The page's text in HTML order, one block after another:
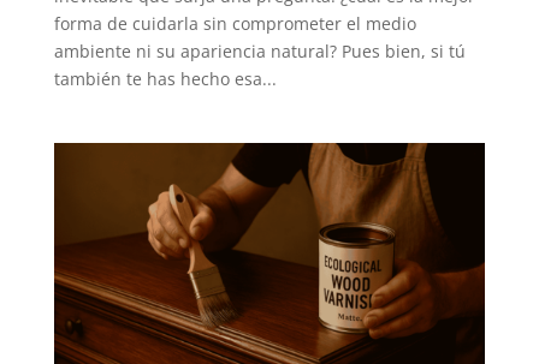
forma de cuidarla sin comprometer el medio
ambiente ni su apariencia natural? Pues bien, si tú
también te has hecho esa...